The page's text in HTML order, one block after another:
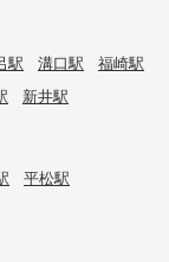
駅 溝口駅
福崎駅
新井駅
平松駅